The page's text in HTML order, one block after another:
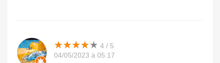
★★★★★
★★★★★ 4 / 5
04/05/2023 à 05:17